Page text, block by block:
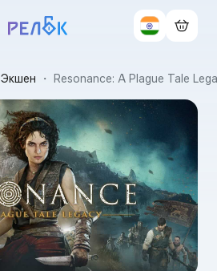
Экшен ・ Resonance: A Plague Tale